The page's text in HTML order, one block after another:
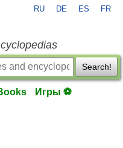
RU DE ES FR
Search!
Игры ⚽